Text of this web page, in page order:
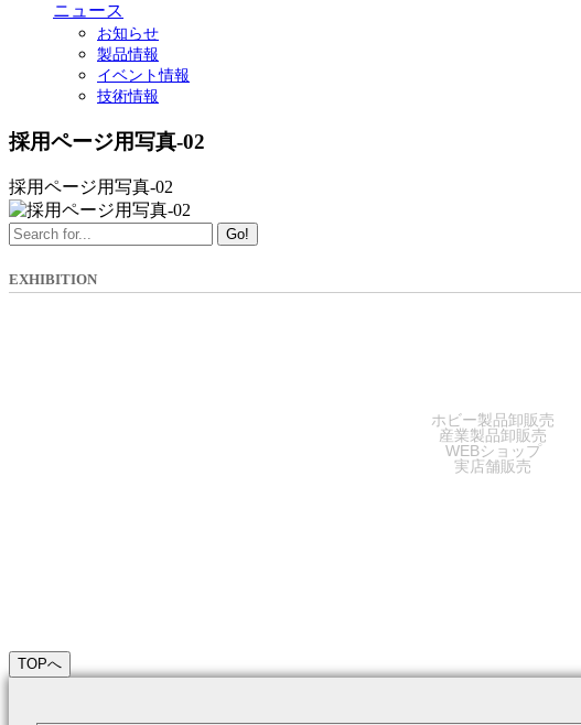
ニュース
お知らせ
製品情報
イベント情報
技術情報
採用ページ用写真-02
採用ページ用写真-02
Go!
EXHIBITION
ホビー製品卸販売
産業製品卸販売
WEBショップ
実店舗販売
TOPへ